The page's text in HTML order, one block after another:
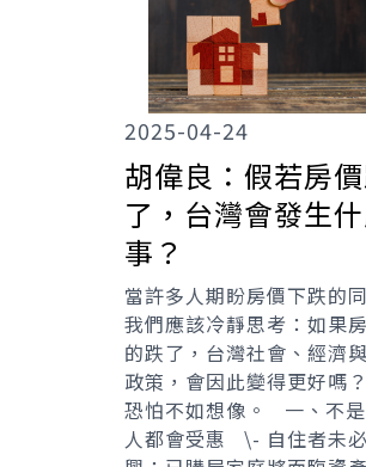
2025-04-24
胡偉良：假若房
了，台灣會發生
事？
當許多人期盼房價下跌的同
我們應該冷靜思考：如果
的跌了，台灣社會、經濟
政策，會因此變得更好嗎
恐怕不如想像。 一、不
人都會受惠 \- 自住者未